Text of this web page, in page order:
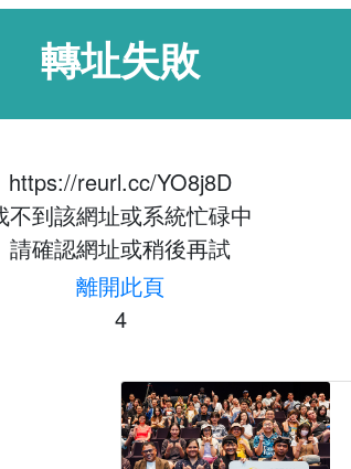
轉址失敗
https://reurl.cc/YO8j8D
不到該網址或系統忙碌中
請確認網址或稍後再試
離開此頁
3